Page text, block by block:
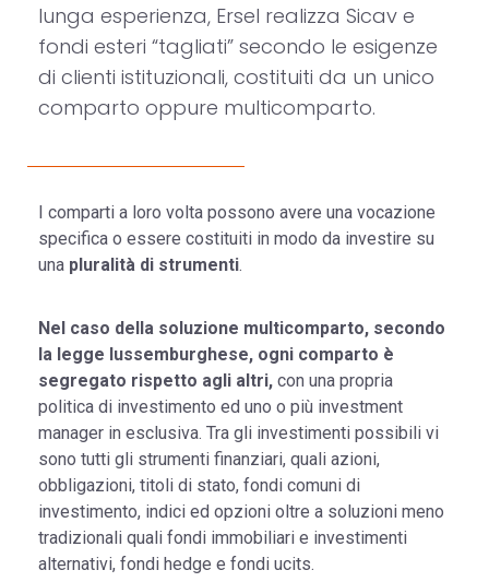
lunga esperienza, Ersel realizza Sicav e
fondi esteri “tagliati” secondo le esigenze
di clienti istituzionali, costituiti da un unico
comparto oppure multicomparto.
I comparti a loro volta possono avere una vocazione
specifica o essere costituiti in modo da investire su
una pluralità di strumenti.
Nel caso della soluzione multicomparto, secondo
la legge lussemburghese, ogni comparto è
segregato rispetto agli altri, con una propria
politica di investimento ed uno o più investment
manager in esclusiva. Tra gli investimenti possibili vi
sono tutti gli strumenti finanziari, quali azioni,
obbligazioni, titoli di stato, fondi comuni di
investimento, indici ed opzioni oltre a soluzioni meno
tradizionali quali fondi immobiliari e investimenti
alternativi, fondi hedge e fondi ucits.